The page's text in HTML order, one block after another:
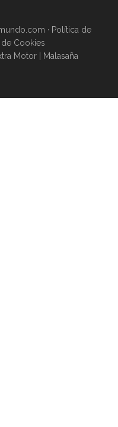
· Política de
de Cookies
Motor Malasaña